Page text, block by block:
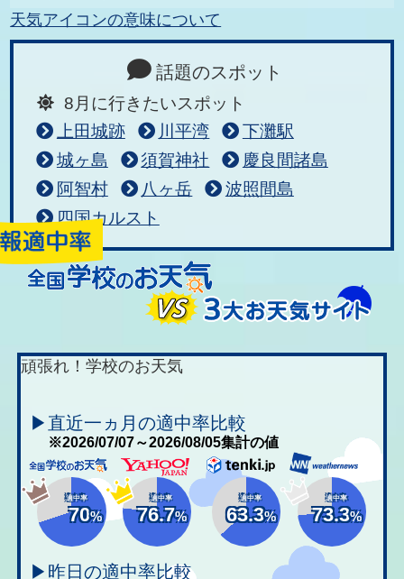
天気アイコンの意味について
話題のスポット
8月に行きたいスポット
上田城跡
川平湾
下灘駅
城ヶ島
須賀神社
慶良間諸島
阿智村
八ヶ岳
波照間島
四国カルスト
頑張れ！学校のお天気
▶直近一ヵ月の適中率比較
※2026/07/07～2026/08/05集計の値
適中率
70%
適中率
76.7%
適中率
63.3%
適中率
73.3%
▶昨日の適中率比較